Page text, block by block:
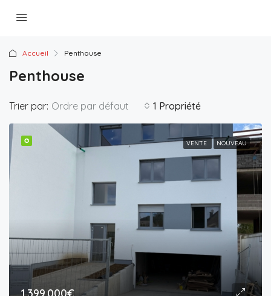
Accueil Penthouse
Penthouse
1 Propriété
Trier par: Ordre par défaut
✪ VENTE NOUVEAU
1.399.000€